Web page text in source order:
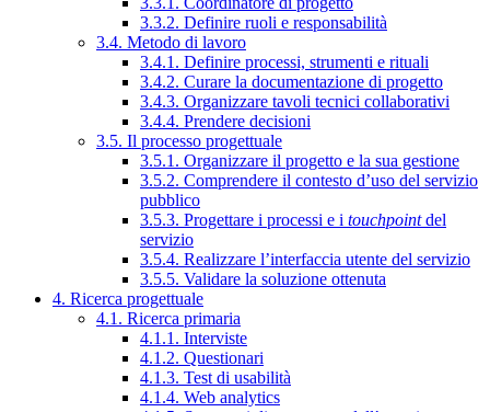
3.3.2. Definire ruoli e responsabilità
3.4. Metodo di lavoro
3.4.1. Definire processi, strumenti e rituali
3.4.2. Curare la documentazione di progetto
3.4.3. Organizzare tavoli tecnici collaborativi
3.4.4. Prendere decisioni
3.5. Il processo progettuale
3.5.1. Organizzare il progetto e la sua gestione
3.5.2. Comprendere il contesto d’uso del servizio
pubblico
3.5.3. Progettare i processi e i touchpointdel
servizio
3.5.4. Realizzare l’interfaccia utente del servizio
3.5.5. Validare la soluzione ottenuta
4. Ricerca progettuale
4.1. Ricerca primaria
4.1.1. Interviste
4.1.2. Questionari
4.1.3. Test di usabilità
4.1.4. Web analytics